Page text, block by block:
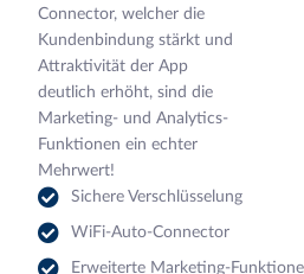
Connector, welcher die
Kundenbindung stärkt und
Attraktivität der App
deutlich erhöht, sind die
Marketing- und Analytics-
Funktionen ein echter
Mehrwert!
Sichere Verschlüsselung
WiFi-Auto-Connector
Erweiterte Marketing-